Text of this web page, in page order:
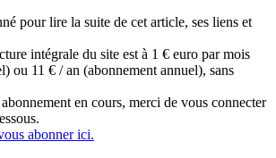
pour lire la suite de cet article, ses liens et
intégrale du site est à 1 € euro par mois
ou 11 € / an (abonnement annuel), sans
en cours, merci de vous connecter
abonner ici.